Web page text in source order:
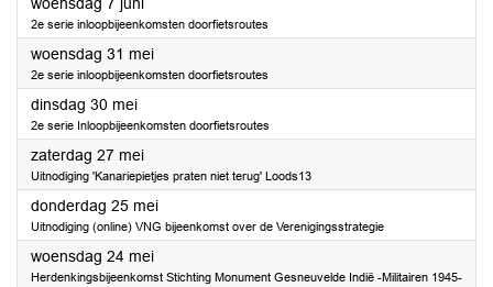
2e serie inloopbijeenkomsten doorfietsroutes
woensdag 31 mei2023
2e serie inloopbijeenkomsten doorfietsroutes
dinsdag 30 mei2023
2e serie Inloopbijeenkomsten doorfietsroutes
zaterdag 27 mei2023
Uitnodiging 'Kanariepietjes praten niet terug' Loods13
donderdag 25 mei2023
Uitnodiging (online) VNG bijeenkomst over de Verenigingsstrategie
woensdag 24 mei2023
Herdenkingsbijeenkomst Stichting Monument Gesneuvelde Indië -Militairen 1945-